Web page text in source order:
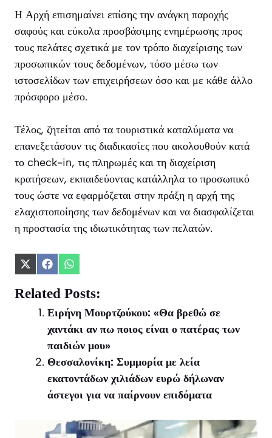
Η Αρχή επισημαίνει επίσης την ανάγκη παροχής
σαφούς και εύκολα προσβάσιμης ενημέρωσης προς
τους πελάτες σχετικά με τον τρόπο διαχείρισης των
προσωπικών τους δεδομένων, τόσο μέσω των
ιστοσελίδων των επιχειρήσεων όσο και με κάθε άλλο
πρόσφορο μέσο.
Τέλος, ζητείται από τα τουριστικά καταλύματα να
επανεξετάσουν τις διαδικασίες που ακολουθούν κατά
το check-in, τις πληρωμές και τη διαχείριση
κρατήσεων, εκπαιδεύοντας κατάλληλα το προσωπικό
τους ώστε να εφαρμόζεται στην πράξη η αρχή της
ελαχιστοποίησης των δεδομένων και να διασφαλίζεται
η προστασία της ιδιωτικότητας των πελατών.
Share
X
(Twitter)
Share
Facebook
Share
WhatsApp
Related Posts:
Ειρήνη Μουρτζούκου: «Θα βρεθώ σε
χαντάκι αν πω ποιος είναι ο πατέρας των
παιδιών μου»
Θεσσαλονίκη: Συμμορία με λεία
εκατοντάδων χιλιάδων ευρώ δήλωναν
άστεγοι για να παίρνουν επιδόματα